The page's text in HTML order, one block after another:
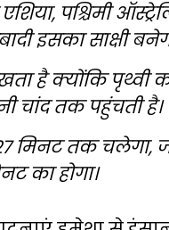
पश्चिमी
इसका साक्षी
है क्योंकि पृथ्वी
चांद तक पहुंचती है।
मिनट तक चलेगा,
का होगा।